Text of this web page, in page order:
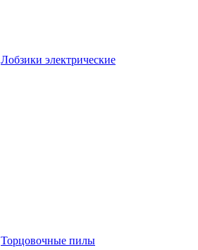
Лобзики электрические
Торцовочные пилы